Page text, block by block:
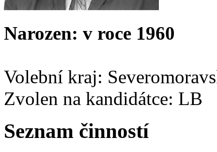
Narozen: v roce 1960
Volební kraj:
Zvolen na kandidátce: LB
Seznam činností